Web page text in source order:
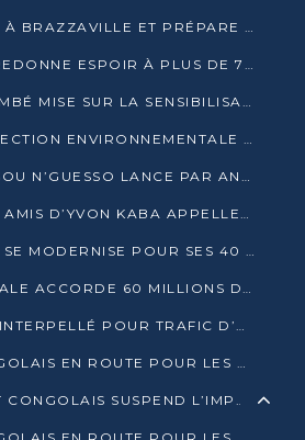
GOZEM DÉBARQUE À BRAZZAVILLE ET PRÉPARE SON ARRIVÉE À POINTE-NOIRE
L’ESPACE OPOKO REDONNE ESPOIR À PLUS DE 775 ÉLÈVES AUTOCHTONES DANS LE NORD DU CONGO
PAUL VALISE MATOMBÉ MISE SUR LA SENSIBILISATION POUR ÉRAQUER LE GRAND BANDITISME
UNE NOUVELLE DIRECTION ENVIRONNEMENTALE POUR RENFORCER LA GESTION DES DONNÉES AU CONGO
LE PRÉSIDENT SASSOU N’GUESSO LANCE PAR ANTICIPATION LA 39ÈME JOURNÉE NATIONALE DE L’ARBRE
L’ASSOCIATION LES AMIS D’YVON KABA APPELLENT DENIS SASSOU N’GUESSO À SE PORTER CANDIDAT
CONGO : LE BCBTP SE MODERNISE POUR SES 40 ANS D’EXISTENCE
LA BANQUE MONDIALE ACCORDE 60 MILLIONS DE DOLLARS POUR LA RÉSILIENCE URBAINE AU CONGO
NKAYI : UN HOMME INTERPELLÉ POUR TRAFIC D’UN BÉBÉ CHIMPANZÉ
55 ÉTUDIANTS CONGOLAIS EN ROUTE POUR LES UNIVERSITÉS ALGÉRIENNES
LE GOUVERNEMENT CONGOLAIS SUSPEND L’IMPORTATION DES MACHETTES ET DES MOTOS